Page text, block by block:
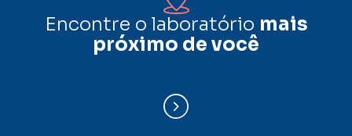
Encontre o laboratório mais
próximo de você